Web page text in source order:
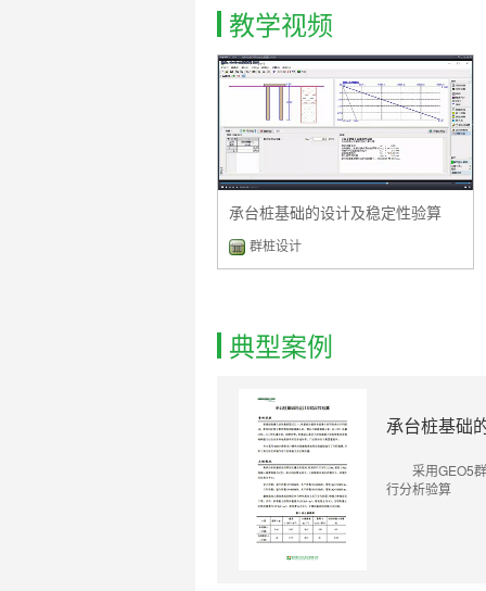
教学视频
承台桩基础的设计及稳定性验算
群桩设计
典型案例
承台桩基础
采用GEO5
行分析验算